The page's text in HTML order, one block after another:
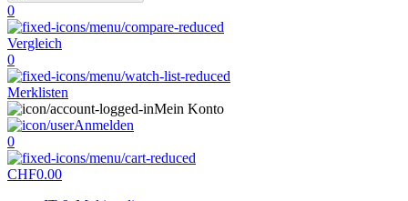
0
Vergleich
0
Merklisten
Mein Konto
Anmelden
0
CHF0.00